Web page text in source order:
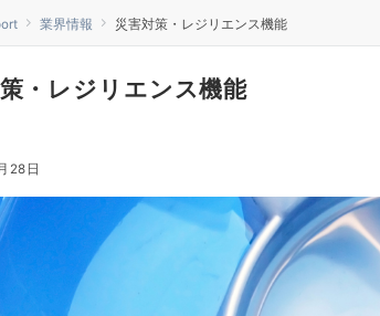
業界情報 災害対策・レジリエンス機能
・レジリエンス機能
28日